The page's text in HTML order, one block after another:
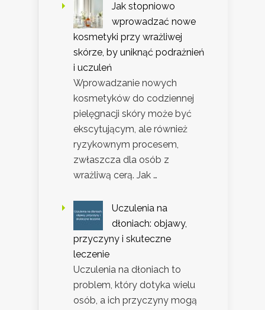
Jak stopniowo
wprowadzać nowe
kosmetyki przy wrażliwej
skórze, by uniknąć podrażnień
i uczuleń
Wprowadzanie nowych
kosmetyków do codziennej
pielęgnacji skóry może być
ekscytującym, ale również
ryzykownym procesem,
zwłaszcza dla osób z
wrażliwą cerą. Jak …
Uczulenia na
dłoniach: objawy,
przyczyny i skuteczne
leczenie
Uczulenia na dłoniach to
problem, który dotyka wielu
osób, a ich przyczyny mogą